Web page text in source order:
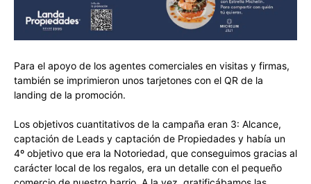
Para el apoyo de los agentes comerciales en visitas y firmas,
también se imprimieron unos tarjetones con el QR de la
landing de la promoción.
Los objetivos cuantitativos de la campaña eran 3: Alcance,
captación de Leads y captación de Propiedades y había un
4º objetivo que era la Notoriedad, que conseguimos gracias al
carácter local de los regalos, era un detalle con el pequeño